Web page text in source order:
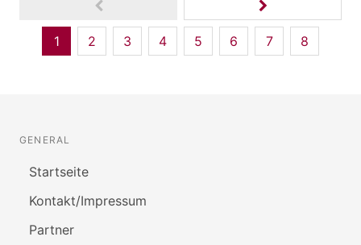
1 2 3 4 5 6 7 8
GENERAL
Startseite
Kontakt/Impressum
Partner